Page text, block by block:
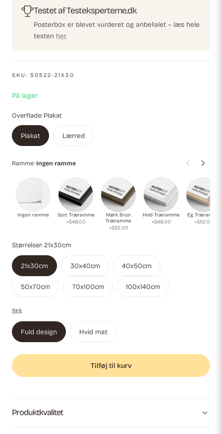
Testet af Testeksperterne.dk
Posterbox er blevet vurderet og anbefalet – læs hele
testen her.
SKU: 50522-21X30
På lager
Overflade: Plakat
Plakat Lærred
Ramme: Ingen ramme
Ingen ramme
Sort Træramme
+$48.00
Mørk Brun
Træramme
+$52.00
Hvid Træramme
+$48.00
Eg Træramme
+$52.00
Størrelser:21x30cm
21x30cm 30x40cm 40x50cm
50x70cm 70x100cm 100x140cm
Stil:
Fuld design Hvid mat
Tilføj til kurv
Produktkvalitet